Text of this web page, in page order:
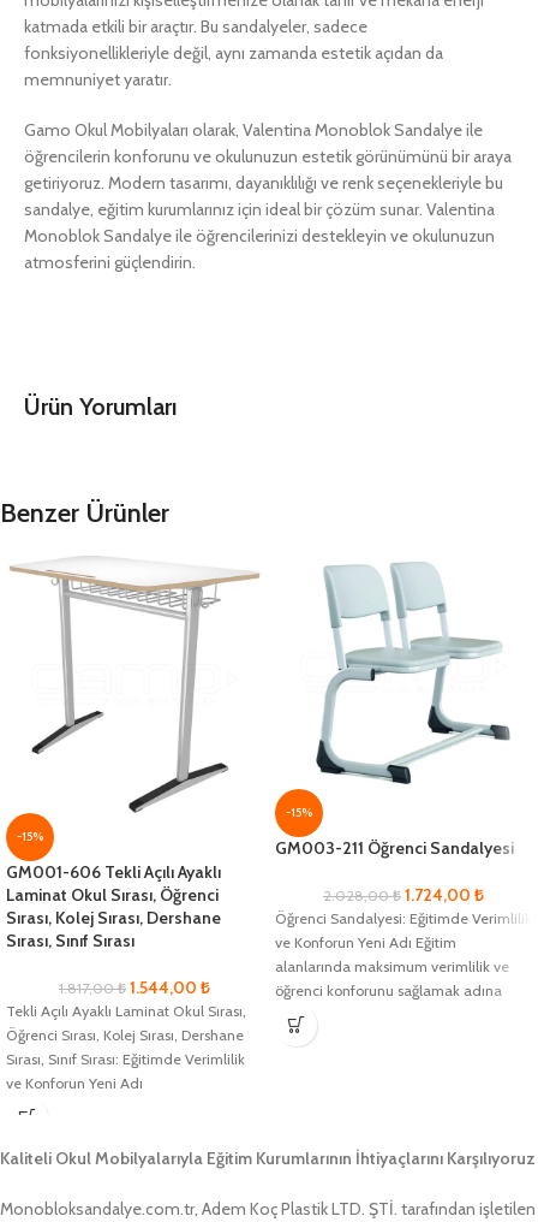
katmada etkili bir araçtır. Bu sandalyeler, sadece
fonksiyonellikleriyle değil, aynı zamanda estetik açıdan da
memnuniyet yaratır.
Gamo Okul Mobilyaları olarak, Valentina Monoblok Sandalye ile
öğrencilerin konforunu ve okulunuzun estetik görünümünü bir araya
getiriyoruz. Modern tasarımı, dayanıklılığı ve renk seçenekleriyle bu
sandalye, eğitim kurumlarınız için ideal bir çözüm sunar. Valentina
Monoblok Sandalye ile öğrencilerinizi destekleyin ve okulunuzun
atmosferini güçlendirin.
Ürün Yorumları
Benzer Ürünler
-15%
GM001-606 Tekli Açılı Ayaklı
Laminat Okul Sırası, Öğrenci
Sırası, Kolej Sırası, Dershane
Sırası, Sınıf Sırası
1.817,00₺ 1.544,00 ₺
Tekli Açılı Ayaklı Laminat Okul Sırası,
Öğrenci Sırası, Kolej Sırası, Dershane
Sırası, Sınıf Sırası: Eğitimde Verimlilik
ve Konforun Yeni Adı
-15%
GM003-211 Öğrenci Sandalyesi
2.028,00₺ 1.724,00 ₺
Öğrenci Sandalyesi: Eğitimde Verimlilik
ve Konforun Yeni Adı Eğitim
alanlarında maksimum verimlilik ve
öğrenci konforunu sağlamak adına
geliştirilmiş olan Öğrenci
Kaliteli Okul Mobilyalarıyla Eğitim Kurumlarının İhtiyaçlarını Karşılıyoruz
Monobloksandalye.com.tr, Adem Koç Plastik LTD. ŞTİ. tarafından işletilen